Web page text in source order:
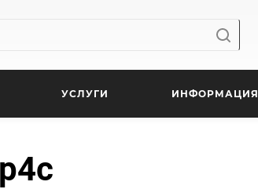
УСЛУГИ ИНФОРМАЦИЯ